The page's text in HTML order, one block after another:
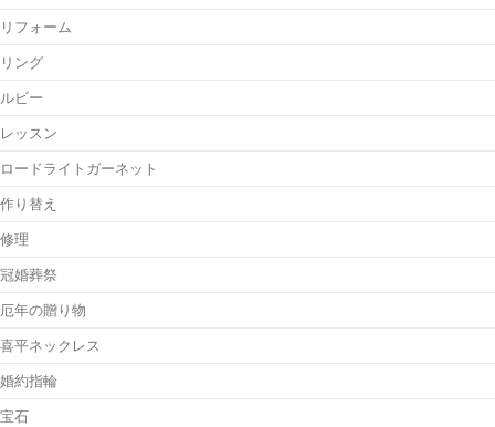
リフォーム
リング
ルビー
レッスン
ロードライトガーネット
作り替え
修理
冠婚葬祭
厄年の贈り物
喜平ネックレス
婚約指輪
宝石